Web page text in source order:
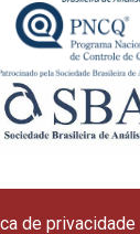
de privacidade